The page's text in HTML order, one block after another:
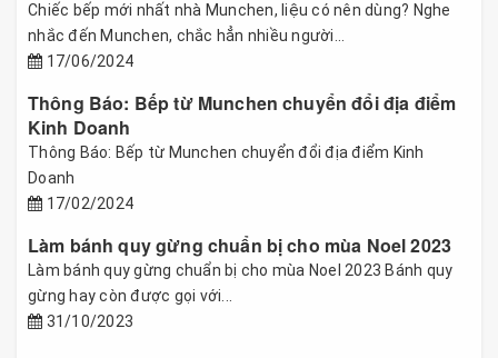
Chiếc bếp mới nhất nhà Munchen, liệu có nên dùng? Nghe
nhắc đến Munchen, chắc hẳn nhiều người...
17/06/2024
Thông Báo: Bếp từ Munchen chuyển đổi địa điểm
Kinh Doanh
Thông Báo: Bếp từ Munchen chuyển đổi địa điểm Kinh
Doanh
17/02/2024
Làm bánh quy gừng chuẩn bị cho mùa Noel 2023
Làm bánh quy gừng chuẩn bị cho mùa Noel 2023 Bánh quy
gừng hay còn được gọi với...
31/10/2023